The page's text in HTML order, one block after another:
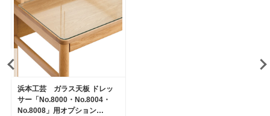
浜本工芸 ガラス天板 ドレッ
サー「No.8000・No.8004・
No.8008」用オプション